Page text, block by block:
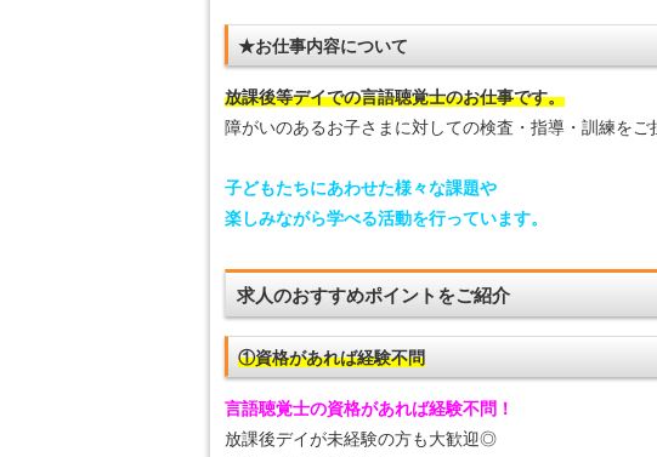
★お仕事内容について
放課後等デイでの言語聴覚士のお仕事です。
障がいのあるお子さまに対しての検査・指導・訓練をご
子どもたちにあわせた様々な課題や
楽しみながら学べる活動を行っています。
求人のおすすめポイントをご紹介
①資格があれば経験不問
言語聴覚士の資格があれば経験不問！
放課後デイが未経験の方も大歓迎◎